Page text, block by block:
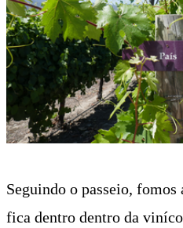
Seguindo o passeio,
fica dentro dentro da